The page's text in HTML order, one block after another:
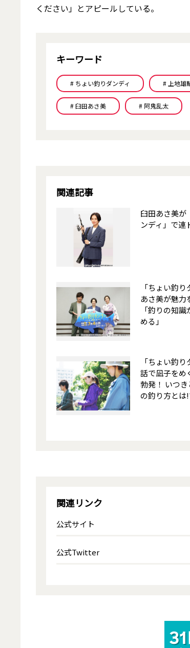
ください」とアピールしている。
キーワード
# ちょい釣りダンディ # 上地雄
# 臼田あさ美 # 阿鬼乱太
関連記事
臼田あさ美が
ンディ」で連
「ちょい釣
あさ美が魅力
「釣りの知
める」
「ちょい釣
話で凪子をめ
勃発！ いつ
の釣り方とは
関連リンク
公式サイト
公式Twitter